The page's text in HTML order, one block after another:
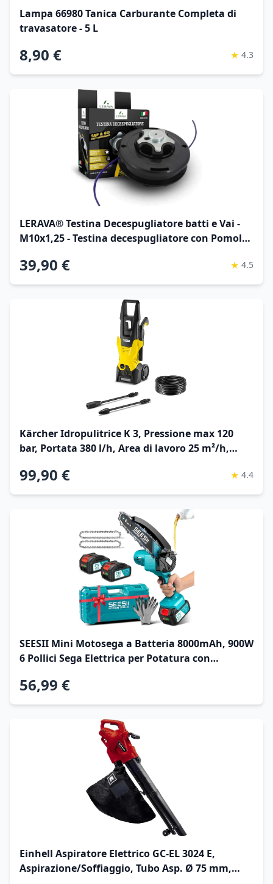
Lampa 66980 Tanica Carburante Completa di
travasatore - 5 L
8,90 € ★ 4.3
LERAVA® Testina Decespugliatore batti e Vai -
M10x1,25 - Testina decespugliatore con Pomolo
Echo, Efco - 100% Made in Italy
39,90 € ★ 4.5
Kärcher Idropulitrice K 3, Pressione max 120
bar, Portata 380 l/h, Area di lavoro 25 m²/h,
Serbatoio detergente, Ugello mangiasporco,
Lancia Vario Power
99,90 € ★ 4.4
SEESII Mini Motosega a Batteria 8000mAh, 900W
6 Pollici Sega Elettrica per Potatura con
da Potatura per il Taglio del Legno Giardini, M6
Pro
56,99 €
Einhell Aspiratore Elettrico GC-EL 3024 E,
Aspirazione/Soffiaggio, Tubo Asp. Ø 75 mm,